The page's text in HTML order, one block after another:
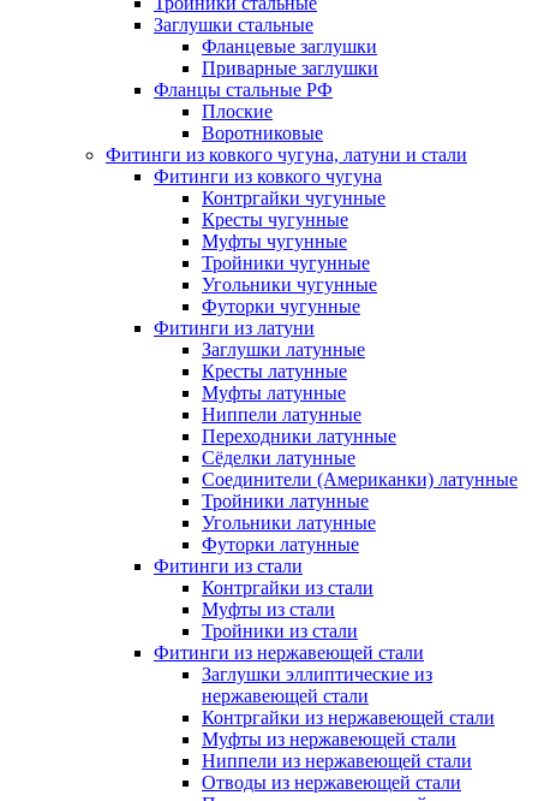
Заглушки стальные
Фланцевые заглушки
Приварные заглушки
Фланцы стальные РФ
Плоские
Воротниковые
Фитинги из ковкого чугуна, латуни и стали
Фитинги из ковкого чугуна
Контргайки чугунные
Кресты чугунные
Муфты чугунные
Тройники чугунные
Угольники чугунные
Футорки чугунные
Фитинги из латуни
Заглушки латунные
Кресты латунные
Муфты латунные
Ниппели латунные
Переходники латунные
Сёделки латунные
Соединители (Американки) латунные
Тройники латунные
Угольники латунные
Футорки латунные
Фитинги из стали
Контргайки из стали
Муфты из стали
Тройники из стали
Фитинги из нержавеющей стали
Заглушки эллиптические из
нержавеющей стали
Контргайки из нержавеющей стали
Муфты из нержавеющей стали
Ниппели из нержавеющей стали
Отводы из нержавеющей стали